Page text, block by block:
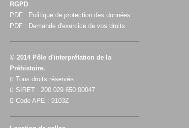
RGPD
PDF : Politique de protection des données
PDF : Demande d'exercice de vos droits
© 2014 Pôle d'interprétation de la
Préhistoire.
Tous droits réservés.
SIRET : 200 029 650 00047
Code APE : 9103Z